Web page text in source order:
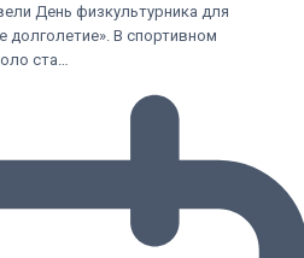
День физкультурника для
долголетие». В спортивном
ста…